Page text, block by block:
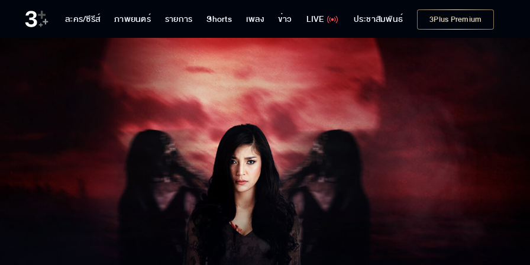
ละคร/ซีรีส์ ภาพยนตร์ รายการ Shorts เพลง ข่าว LIVE ประชาสัมพันธ์ 3Plus Premium
พวกแกตายไปแล้ว
เล่น